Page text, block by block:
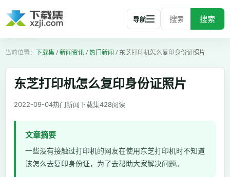
搜索
导航
下载集/新闻资讯/热门新闻 /东芝打印机怎么复印身份证照片
东芝打印机怎么复印身份证照片
2022-09-04热门新闻下载集428阅读
文章摘要
一些没有接触过打印机的网友在使用东芝打印机时不知道
该怎么去复印身份证，为了去帮助大家解决问题。